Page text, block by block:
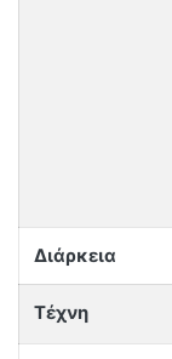
Διάρκεια
Τέχνη